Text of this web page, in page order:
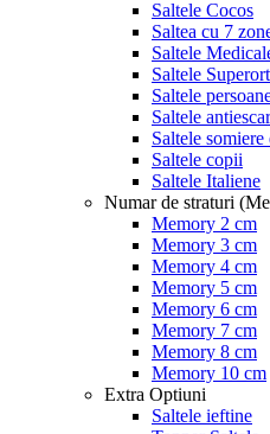
Saltele Cocos
Saltea cu 7
Saltele
Saltele
Saltele
Saltele
Saltele somiere
Saltele copii
Saltele Italiene
Numar de straturi
Memory 2 cm
Memory 3 cm
Memory 4 cm
Memory 5 cm
Memory 6 cm
Memory 7 cm
Memory 8 cm
Memory 10 cm
Extra Optiuni
Saltele ieftine